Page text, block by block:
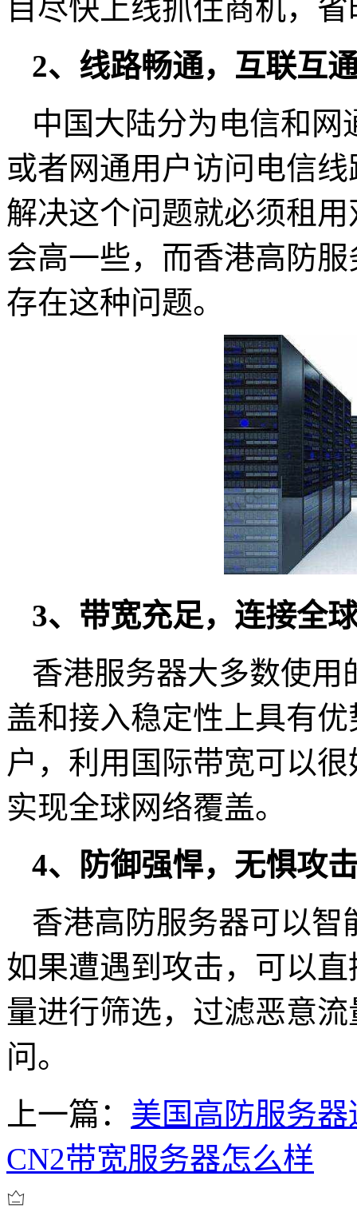
目尽快上线抓住商机，
2、线路畅通，互联互
中国大陆分为电信和
或者网通用户访问电信
解决这个问题就必须租
会高一些，而香港高防
存在这种问题。
3、带宽充足，连接全
香港服务器大多数使用
盖和接入稳定性上具有
户，利用国际带宽可以
实现全球网络覆盖。
4、防御强悍，无惧攻
香港高防服务器可以智
如果遭遇到攻击，可以
量进行筛选，过滤恶意
问。
上一篇： 美国高防服务
CN2带宽服务器怎么样